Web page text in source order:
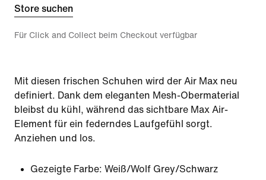
Store suchen
Für Click and Collect beim Checkout verfügbar
Mit diesen frischen Schuhen wird der Air Max neu
definiert. Dank dem eleganten Mesh-Obermaterial
bleibst du kühl, während das sichtbare Max Air-
Element für ein federndes Laufgefühl sorgt.
Anziehen und los.
Gezeigte Farbe: Weiß/Wolf Grey/Schwarz